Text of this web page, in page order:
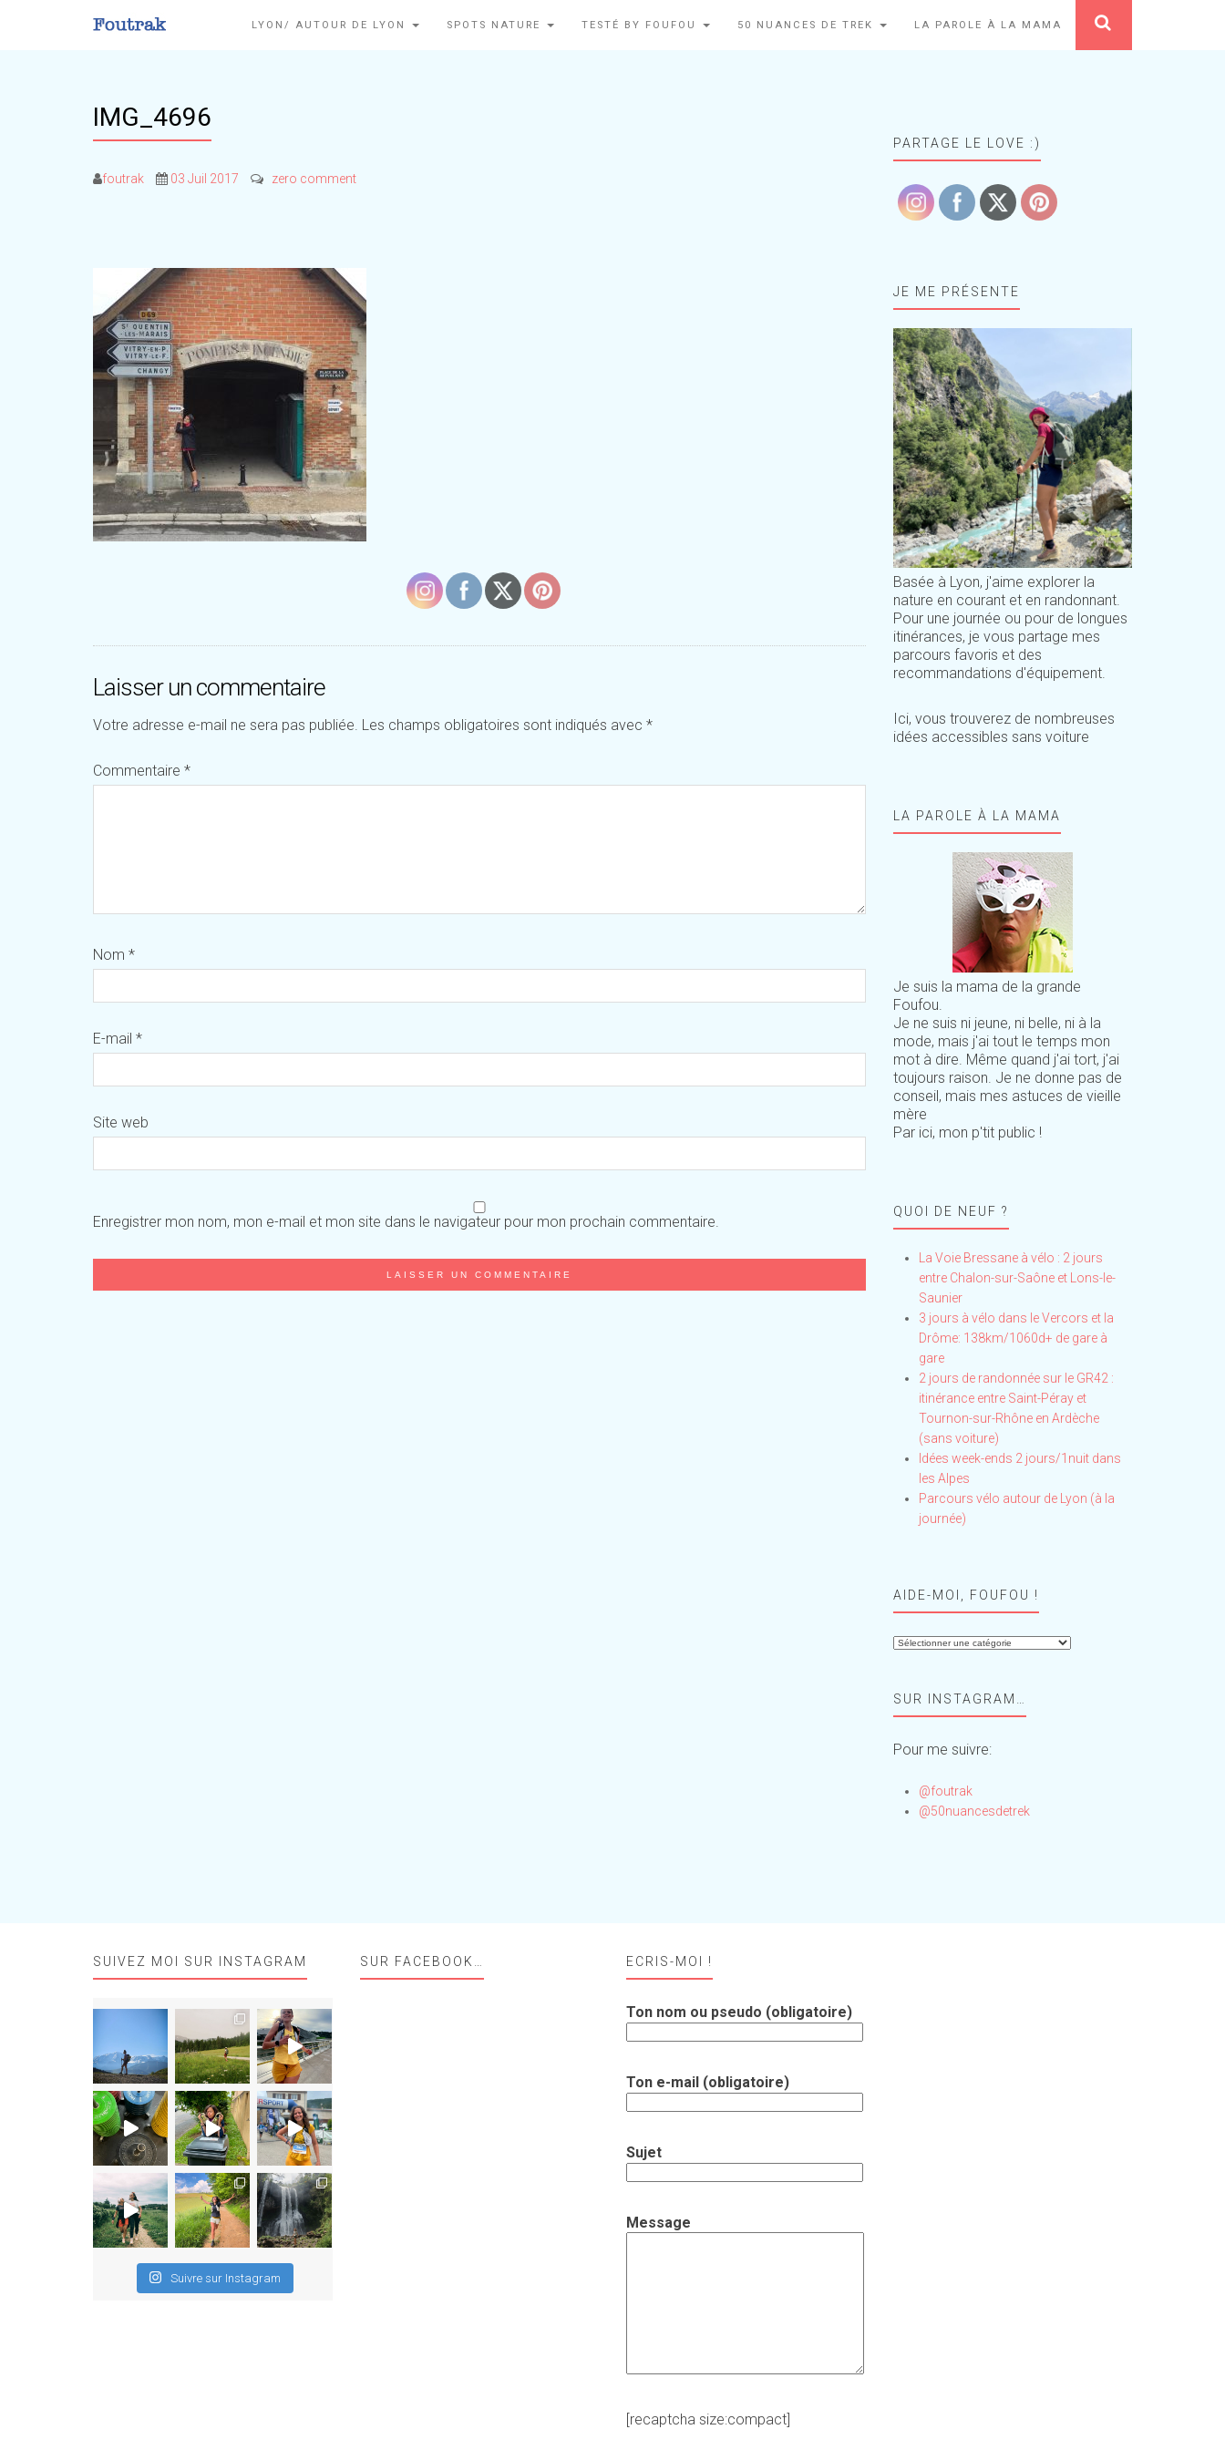
LYON/ AUTOUR DE LYON SPOTS NATURE TESTÉ BY FOUFOU 50 NUANCES DE TREK LA PAROLE À LA MAMA
IMG_4696
foutrak 03 Juil 2017 zero comment
Laisser un commentaire
Votre adresse e-mail ne sera pas publiée. Les champs obligatoires sont indiqués avec *
Commentaire *
Nom *
E-mail *
Site web
Enregistrer mon nom, mon e-mail et mon site dans le navigateur pour mon prochain commentaire.
PARTAGE LE LOVE :)
JE ME PRÉSENTE
Basée à Lyon, j'aime explorer la
nature en courant et en randonnant.
Pour une journée ou pour de longues
itinérances, je vous partage mes
parcours favoris et des
recommandations d'équipement.
Ici, vous trouverez de nombreuses
idées accessibles sans voiture
LA PAROLE À LA MAMA
Je suis la mama de la grande
Foufou.
Je ne suis ni jeune, ni belle, ni à la
mode, mais j'ai tout le temps mon
mot à dire. Même quand j'ai tort, j'ai
toujours raison. Je ne donne pas de
conseil, mais mes astuces de vieille
mère
Par ici, mon p'tit public !
QUOI DE NEUF ?
La Voie Bressane à vélo : 2 jours
entre Chalon-sur-Saône et Lons-le-
Saunier
3 jours à vélo dans le Vercors et la
Drôme: 138km/1060d+ de gare à
gare
2 jours de randonnée sur le GR42 :
itinérance entre Saint-Péray et
Tournon-sur-Rhône en Ardèche
(sans voiture)
Idées week-ends 2 jours/1nuit dans
les Alpes
Parcours vélo autour de Lyon (à la
journée)
AIDE-MOI, FOUFOU !
Aide-
!SUR INSTAGRAM…
Pour me suivre:
@foutrak
@50nuancesdetrek
SUIVEZ MOI SUR INSTAGRAM
Suivre sur Instagram
SUR FACEBOOK… ECRIS-MOI !
Ton nom ou pseudo (obligatoire)
Ton e-mail (obligatoire)
Sujet
Message
[recaptcha size:compact]